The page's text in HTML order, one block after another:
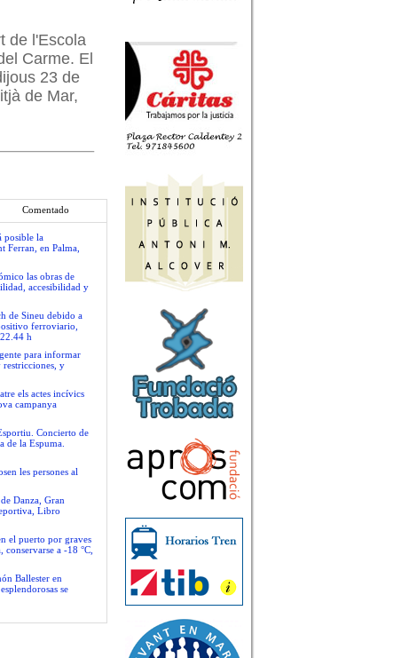
de l'Escola
Carme. El
23 de
de Mar,
Comentado
posible la
Ferran, en Palma,
las obras de
accesibilidad y
de Sineu debido a
ferroviario,
h
para informar
restricciones, y
els actes incívics
campanya
Concierto de
de la Espuma.
les persones al
Danza, Gran
Libro
el puerto por graves
a -18 °C,
Ballester en
se